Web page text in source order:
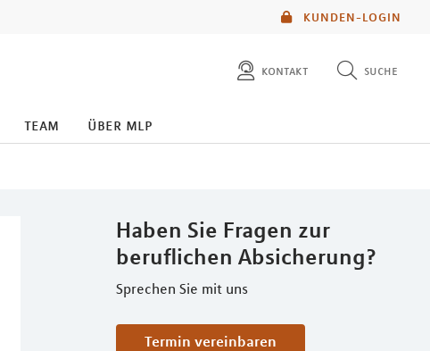
KUNDEN-LOGIN
kontakt suche
team über mlp
Haben Sie Fragen zur
beruflichen Absicherung?
Sprechen Sie mit uns
Termin vereinbaren